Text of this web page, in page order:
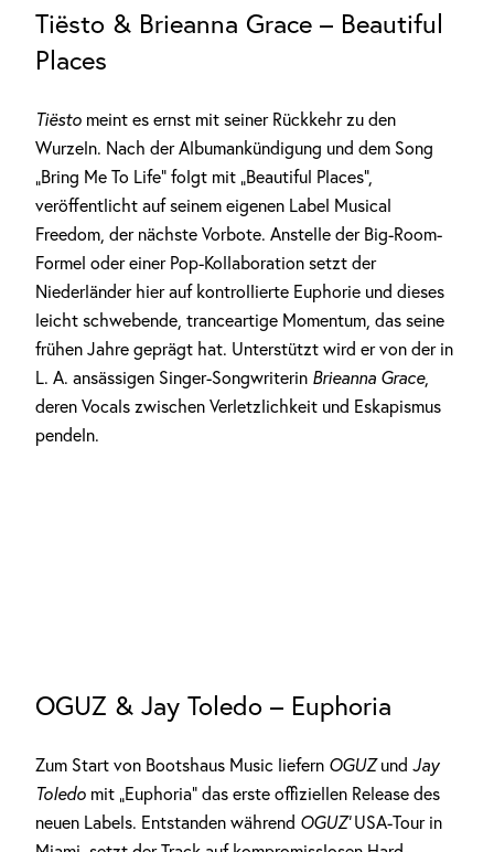
Tiësto & Brieanna Grace – Beautiful
Places
Tiësto meint es ernst mit seiner Rückkehr zu den
Wurzeln. Nach der Albumankündigung und dem Song
„Bring Me To Life“ folgt mit „Beautiful Places“,
veröffentlicht auf seinem eigenen Label Musical
Freedom, der nächste Vorbote. Anstelle der Big-Room-
Formel oder einer Pop-Kollaboration setzt der
Niederländer hier auf kontrollierte Euphorie und dieses
leicht schwebende, tranceartige Momentum, das seine
frühen Jahre geprägt hat. Unterstützt wird er von der in
L. A. ansässigen Singer-Songwriterin Brieanna Grace,
deren Vocals zwischen Verletzlichkeit und Eskapismus
pendeln.
OGUZ & Jay Toledo – Euphoria
Zum Start von Bootshaus Music liefern OGUZund Jay
Toledo mit „Euphoria” das erste offiziellen Release des
neuen Labels. Entstanden während OGUZ’USA-Tour in